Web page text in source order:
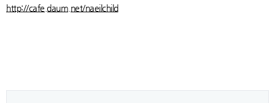
http://cafe.daum.net/naeilchild